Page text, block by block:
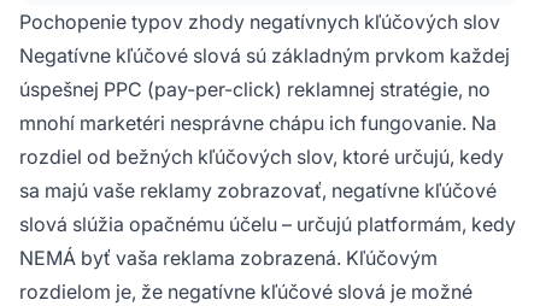
Pochopenie typov zhody negatívnych kľúčových slov
Negatívne kľúčové slová sú základným prvkom každej
úspešnej PPC (pay-per-click) reklamnej stratégie, no
mnohí marketéri nesprávne chápu ich fungovanie. Na
rozdiel od bežných kľúčových slov, ktoré určujú, kedy
sa majú vaše reklamy zobrazovať, negatívne kľúčové
slová slúžia opačnému účelu – určujú platformám, kedy
NEMÁ byť vaša reklama zobrazená. Kľúčovým
rozdielom je, že negatívne kľúčové slová je možné